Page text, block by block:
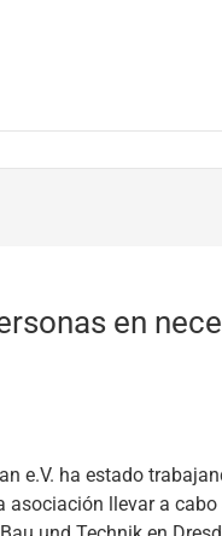
en
e.V. ha estado
llevar a